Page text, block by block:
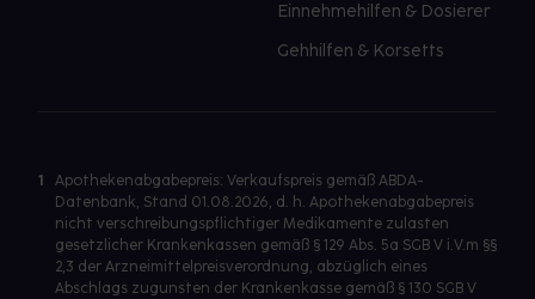
Einnehmehilfen & Dosierer
Gehhilfen & Korsetts
1
Apothekenabgabepreis: Verkaufspreis gemäß ABDA-
Datenbank, Stand 01.08.2026, d. h. Apothekenabgabepreis
nicht verschreibungspflichtiger Medikamente zulasten
gesetzlicher Krankenkassen gemäß § 129 Abs. 5a SGB V i.V.m §§
2,3 der Arzneimittelpreisverordnung, abzüglich eines
Abschlags zugunsten der Krankenkasse gemäß § 130 SGB V